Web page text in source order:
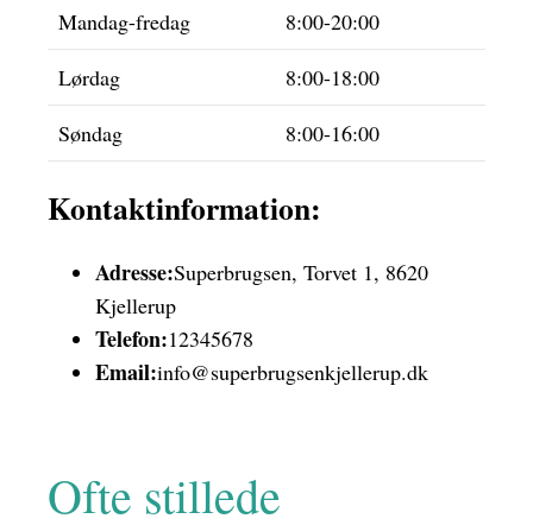
Mandag-fredag
8:00-20:00
Lørdag
8:00-18:00
Søndag
8:00-16:00
Kontaktinformation:
Adresse:Superbrugsen, Torvet 1, 8620
Kjellerup
Telefon:12345678
Email:info@superbrugsenkjellerup.dk
Ofte stillede